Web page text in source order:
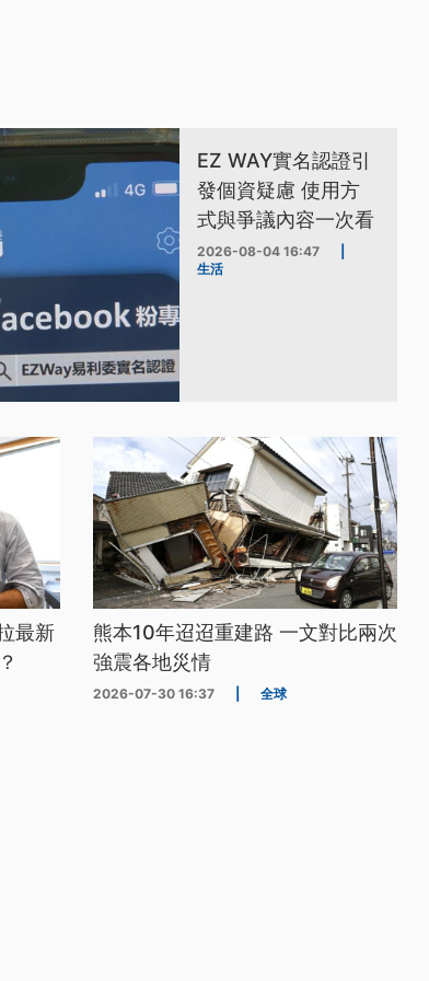
EZ WAY實名認證引
發個資疑慮 使用方
式與爭議內容一次看
2026-08-04 16:47
生活
最新
熊本10年迢迢重建路 一文對比兩次
強震各地災情
2026-07-30 16:37 全球